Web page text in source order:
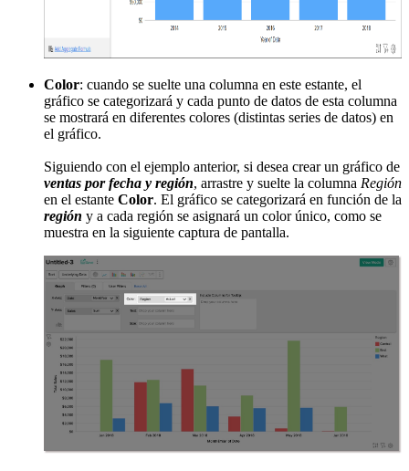
Color: cuando se suelte una columna en este estante, el
gráfico se categorizará y cada punto de datos de esta columna
se mostrará en diferentes colores (distintas series de datos) en
el gráfico.
Siguiendo con el ejemplo anterior, si desea crear un gráfico de
ventas por fecha y región, arrastre y suelte la columna Región
en el estante Color. El gráfico se categorizará en función de la
región y a cada región se asignará un color único, como se
muestra en la siguiente captura de pantalla.